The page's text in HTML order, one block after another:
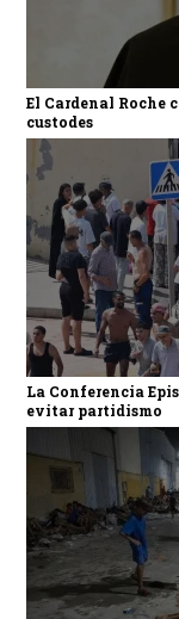
El Cardenal
custodes
La Conferencia
evitar partidismo